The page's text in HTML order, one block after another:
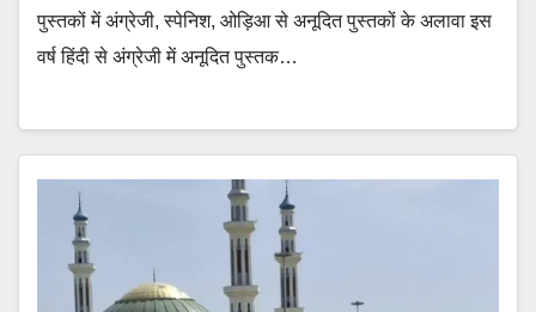
पुस्तकों में अंग्रेजी, स्पेनिश, ओड़िआ से अनूदित पुस्तकों के अलावा इस
वर्ष हिंदी से अंग्रेजी में अनूदित पुस्तक…